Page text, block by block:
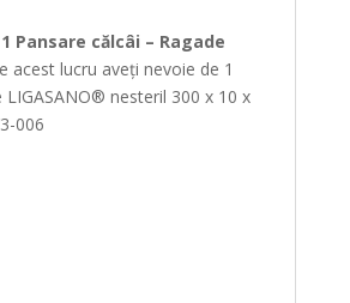
1 Pansare călcâi – Ragade
acest lucru aveți nevoie de 1
LIGASANO® nesteril 300 x 10 x
006